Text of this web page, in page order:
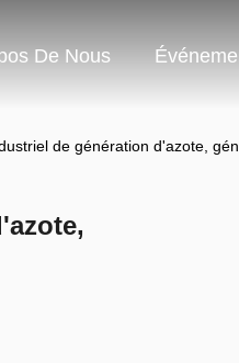
De Nous
de génération d'azote,